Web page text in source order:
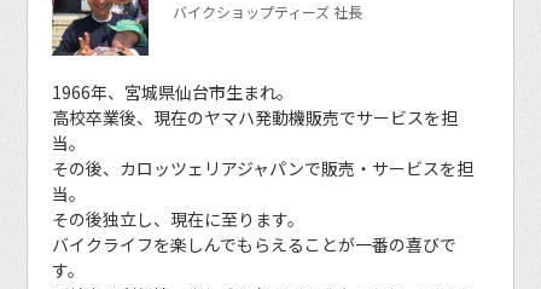
バイクショップティーズ 社長
1966年、宮城県仙台市生まれ。
高校卒業後、現在のヤマハ発動機販売でサービスを担
当。
その後、カロッツェリアジャパンで販売・サービスを担
当。
その後独立し、現在に至ります。
バイクライフを楽しんでもらえることが一番の喜びで
す。